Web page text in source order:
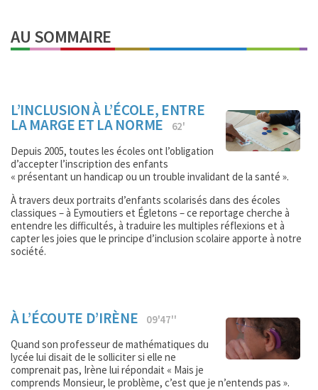
AU SOMMAIRE
L’INCLUSION À L’ÉCOLE, ENTRE
LA MARGE ET LA NORME 62'
Depuis 2005, toutes les écoles ont l’obligation
d’accepter l’inscription des enfants
« présentant un handicap ou un trouble invalidant de la santé ».
À travers deux portraits d’enfants scolarisés dans des écoles
classiques – à Eymoutiers et Égletons – ce reportage cherche à
entendre les difficultés, à traduire les multiples réflexions et à
capter les joies que le principe d’inclusion scolaire apporte à notre
société.
À L’ÉCOUTE D’IRÈNE 09'47''
Quand son professeur de mathématiques du
lycée lui disait de le solliciter si elle ne
comprenait pas, Irène lui répondait « Mais je
comprends Monsieur, le problème, c’est que je n’entends pas ».